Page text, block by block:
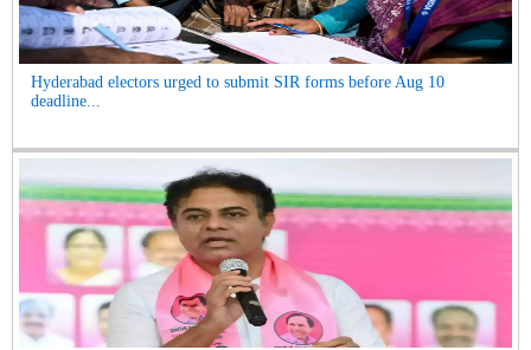
Hyderabad electors urged to submit SIR forms before Aug 10
deadline...